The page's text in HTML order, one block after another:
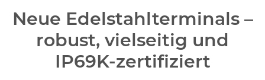
Neue Edelstahlterminals –
robust, vielseitig und
IP69K-zertifiziert